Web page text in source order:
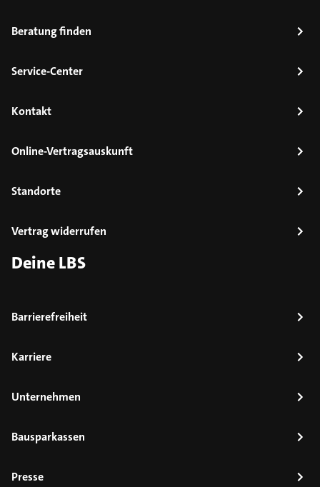
Beratung finden
Service-Center
Kontakt
Online-Vertragsauskunft
Standorte
Vertrag widerrufen
Deine LBS
Barrierefreiheit
Karriere
Unternehmen
Bausparkassen
Presse